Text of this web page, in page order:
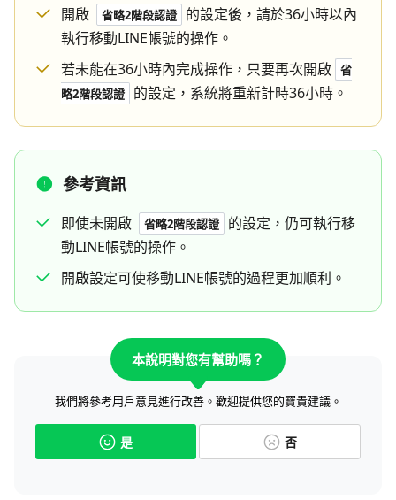
開啟 省略2階段認證
的設定後，請於36小時以內
執行移動LINE帳號的操作。
若未能在36小時內完成操作，只要再次開啟 省
略2階段認證
的設定，系統將重新計時36小時。
參考資訊
即使未開啟 省略2階段認證
的設定，仍可執行移
動LINE帳號的操作。
開啟設定可使移動LINE帳號的過程更加順利。
本說明對您有幫助嗎？
我們將參考用戶意見進行改善。歡迎提供您的寶貴建議。
是 否